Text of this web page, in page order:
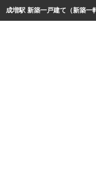
成増駅 新築一戸建て（新築一